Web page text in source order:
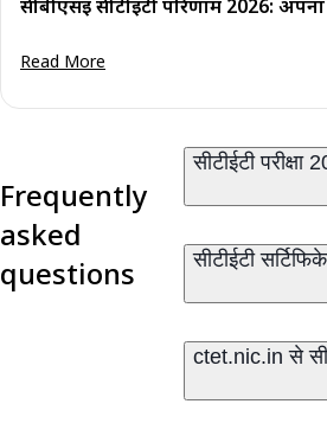
सीबीएसई सीटीईटी परिणाम 2026:
Read More
Frequently
asked
questions
सीटीईटी
सीटीईटी
ctet.nic.in से